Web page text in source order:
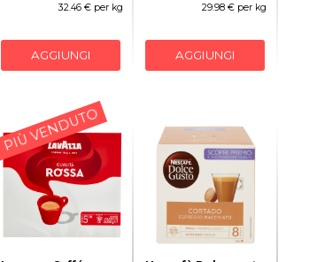
32.46 € per kg
AGGIUNGI
29.98 € per kg
AGGIUNGI
PIÙ VENDUTO